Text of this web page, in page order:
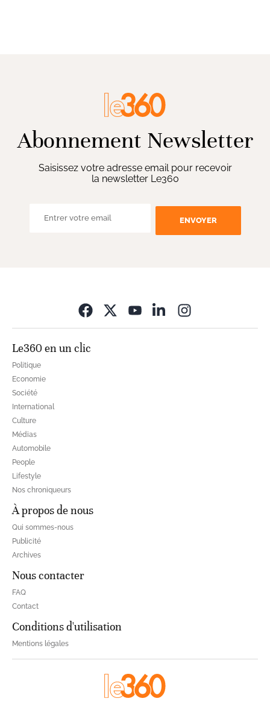
Abonnement Newsletter
Saisissez votre adresse email pour recevoir
la newsletter Le360
ENVOYER
Le360 en un clic
Politique
Economie
Société
International
Culture
Médias
Automobile
People
Lifestyle
Nos chroniqueurs
À propos de nous
Qui sommes-nous
Publicité
Archives
Nous contacter
FAQ
Contact
Conditions d'utilisation
Mentions légales